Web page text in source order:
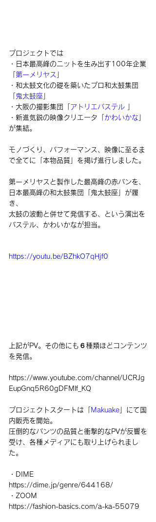
プロジェクトでは
・日本最高峰のニットを生み出す100年企業
第一メリヤス
・和太鼓文化の礎を築いたプロ和太鼓集団
鬼太鼓座
・大阪の撮影集団「 アトリエパステル
・新進気鋭の映像クリエータ「 かわいかな
が集結。
モノづくり、パフォーマンス、映像に至るま
で全てに「本物品質」を掲げ進行しました。
第一メリヤスと製作した最高峰の赤パンを、
日本最高峰の和太鼓集団「鬼太鼓座」が履
き、
太鼓の波動と併せて発信する、という演出を
パステル、かわいかなが担当。
https://youtu.be/BZhkO7qHjf0
上記がPV。その他にも６種類ほどコンテンツ
を発信。
https://www.youtube.com/channel/UCRJg
EupGnq5R60gDFMlf_KQ
プロジェクトスタートは「 Makuake 」にて国
内販売を開始。
圧倒的なパンツの品質と衝撃的なPVが反響を
受け、各種メディアにも取り上げられまし
た。
・DIME
https://dime.jp/genre/644168/
・ZOOM
https://fashion-basics.com/a-ka-55079